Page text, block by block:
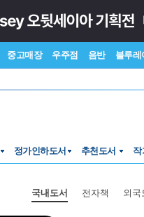
중고매장 우주점 음반 블루레
정가인하도서 추천도서 작
국내도서 전자책 외국